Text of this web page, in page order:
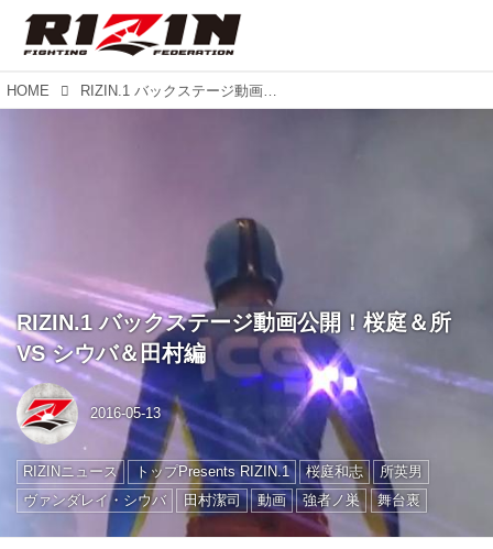
HOME RIZIN.1 バックステージ動画公開！桜庭＆所 VS シウバ＆田村編
RIZIN.1 バックステージ動画公開！桜庭＆所
VS シウバ＆田村編
2016-05-13
RIZINニュース トップPresents RIZIN.1 桜庭和志
所英男
ヴァンダレイ・シウバ
田村潔司 動画 強者ノ巣 舞台裏